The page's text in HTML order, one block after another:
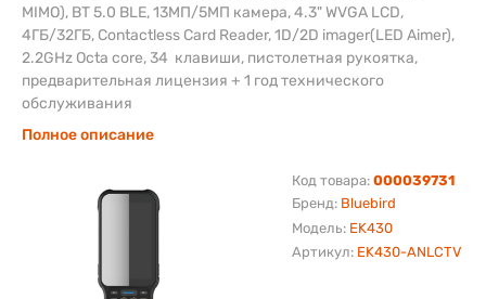
Бренд: Bluebird
Модель: EK430
Код товара: 000039731
Артикул: EK430-ANLCTV
MIMO), BT 5.0 BLE, 13МП/5МП камера, 4.3" WVGA LCD,
4ГБ/32ГБ, Contactless Card Reader, 1D/2D imager(LED Aimer),
2.2GHz Octa core, 34 клавиши, пистолетная рукоятка,
предварительная лицензия + 1 год технического
обслуживания
Полное описание